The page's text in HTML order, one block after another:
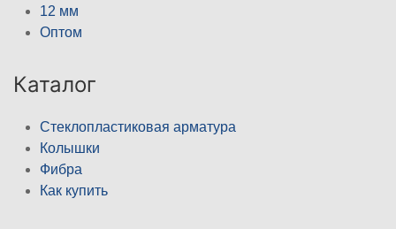
12 мм
Оптом
Каталог
Стеклопластиковая арматура
Колышки
Фибра
Как купить